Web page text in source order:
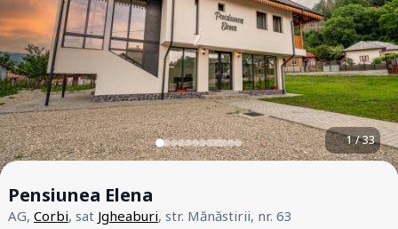
1 / 33
Pensiunea Elena
AG, Corbi, sat Jgheaburi, str. Mănăstirii, nr. 63